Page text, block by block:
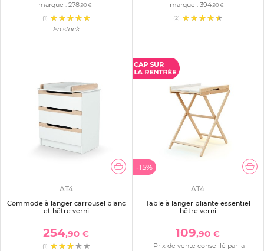
marque : 278,90 €
(1)
En stock
marque : 394,90 €
(2)
AT4
Commode à langer carrousel blanc
et hêtre verni
254,90 €
(1)
-15%
AT4
Table à langer pliante essentiel
hêtre verni
109,90 €
Prix de vente conseillé par la